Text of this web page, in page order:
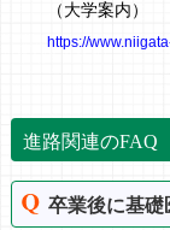
（大学案内）
https://
進路関連のFAQ
卒業後に基礎